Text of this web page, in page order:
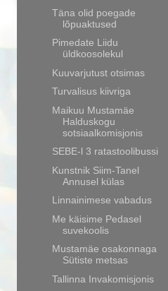
Täna olid poegade
lõpuaktused
Pimedate Liidu
üldkoosolekul
Kuuvarjutust otsimas
Turvalisus kiivriga
Maikuu Mustamäe
Halduskogu
sotsiaalkomisjonis
SEBE-l 3 ratastoolibussi
Kunstnik Siim-Tanel
Annusel külas
Linnainimese vabadus
Me käisime Pedasel
suvekoolis
Mustamäe osakonnaga
Sütiste metsas
Tallinna Invakomisjonis